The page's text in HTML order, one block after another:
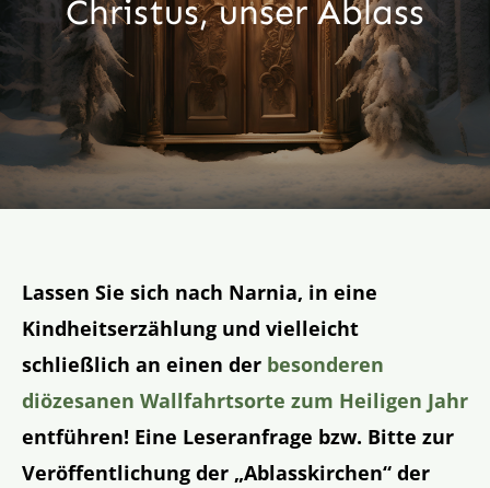
Aktion
Veröffentlichungen
Christus, unser Ablass
Lassen Sie sich nach Narnia, in eine
Kindheitserzählung und vielleicht
schließlich an einen der besonderen
diözesanen Wallfahrtsorte zum Heiligen Jahr
entführen! Eine Leseranfrage bzw. Bitte zur
Veröffentlichung der „Ablasskirchen“ der